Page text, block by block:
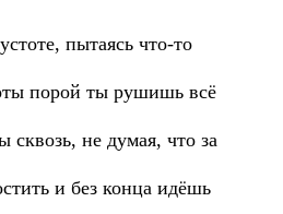
пытаясь что-то
порой ты рушишь всё
сквозь, не думая, что за
и без конца идёшь